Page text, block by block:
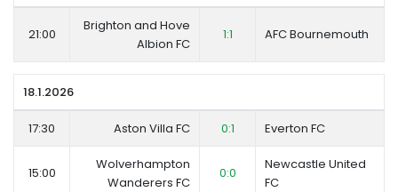
21:00
Brighton and Hove
Albion FC
1:1 AFC Bournemouth
18.1.2026
17:30 Aston Villa FC 0:1 Everton FC
15:00
Wolverhampton
Wanderers FC
0:0
Newcastle United
FC